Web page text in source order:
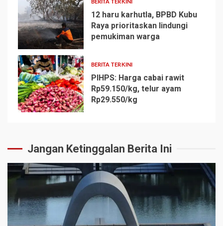
4
BERITA TERKINI
12 haru karhutla, BPBD Kubu
Raya prioritaskan lindungi
pemukiman warga
5
BERITA TERKINI
PIHPS: Harga cabai rawit
Rp59.150/kg, telur ayam
Rp29.550/kg
Jangan Ketinggalan Berita Ini